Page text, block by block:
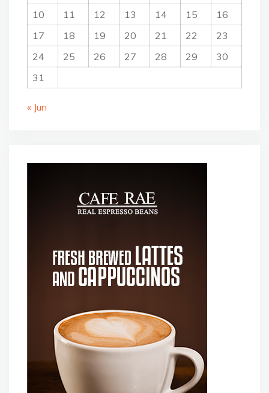
10
11 12 13 14 15
16
17
18 19 20 21 22
23
24
25 26 27 28 29
30
31
« Jun